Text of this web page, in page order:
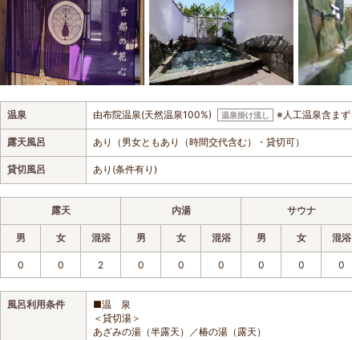
温泉 由布院温泉(天然温泉100%) 温泉掛け流し ※人工温泉含まず
露天風呂 あり（男女ともあり（時間交代含む）・貸切可）
貸切風呂 あり(条件有り)
露天 内湯 サウナ
男 女 混浴 男 女 混浴 男 女 混浴
0 0 2 0 0 0 0 0 0
風呂利用条件
■温 泉
＜貸切湯＞
あざみの湯（半露天）／椿の湯（露天）